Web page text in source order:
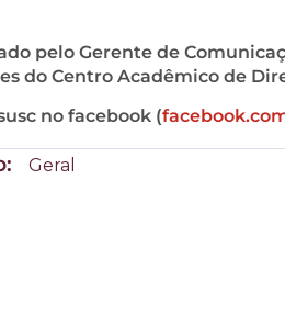
pelo Gerente de
do Centro Acadêmico de
no facebook (
Geral